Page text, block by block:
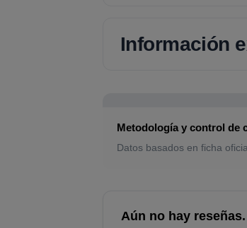
Información
Metodología y control de
Datos basados en ficha
Aún no hay reseñas.